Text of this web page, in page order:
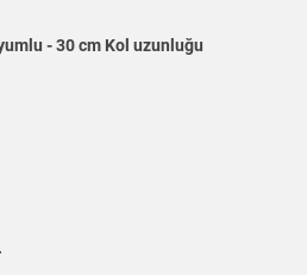
- 30 cm Kol uzunluğu